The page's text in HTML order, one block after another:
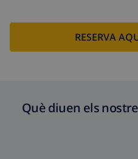
Basat en
(52,77
RESERVA
Què diuen els